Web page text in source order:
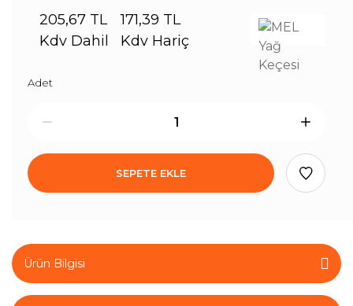
205,67 TL
Kdv Dahil
171,39 TL
Kdv Hariç
Adet
SEPETE EKLE
Ürün Bilgisi